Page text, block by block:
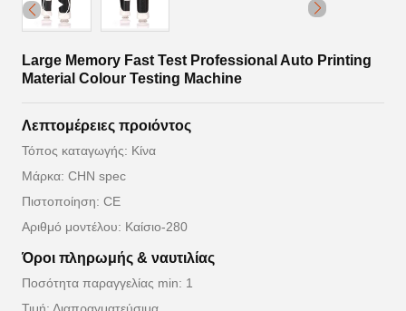
Large Memory Fast Test Professional Auto Printing
Material Colour Testing Machine
Λεπτομέρειες προιόντος
Τόπος καταγωγής: Κίνα
Μάρκα: CHN spec
Πιστοποίηση: CE
Αριθμό μοντέλου: Καίσιο-280
Όροι πληρωμής & ναυτιλίας
Ποσότητα παραγγελίας min: 1